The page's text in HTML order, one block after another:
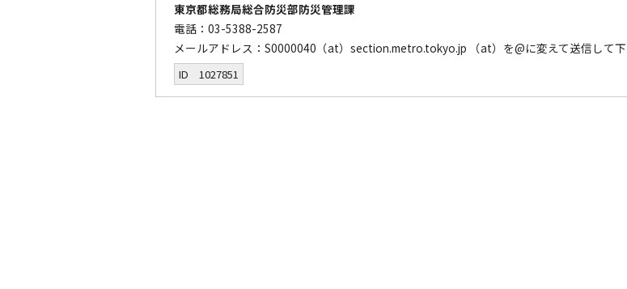
東京都総務局総合防災部防災管理課
電話：03-5388-2587
メールアドレス：S0000040（at）section.metro.tokyo.jp （at）を@に変えて送信して下
ID 1027851